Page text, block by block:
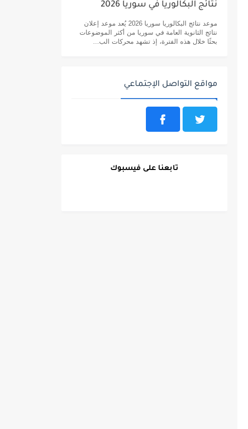
نتائج البكالوريا في سوريا 2026
موعد نتائج البكالوريا سوريا 2026 يُعد موعد إعلان
نتائج الثانوية العامة في سوريا من أكثر الموضوعات
بحثًا خلال هذه الفترة، إذ تشهد محركات الب...
مواقع التواصل الإجتماعي
تابعنا على فيسبوك